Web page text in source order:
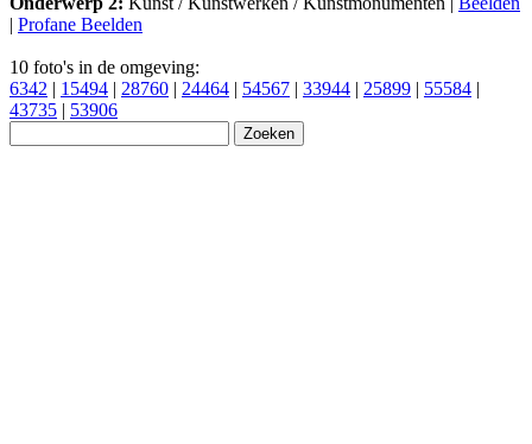
| Profane Beelden
10 foto's in de omgeving:
6342 | 15494 | 28760 | 24464 | 54567 | 33944 | 25899 | 55584 |
43735 | 53906